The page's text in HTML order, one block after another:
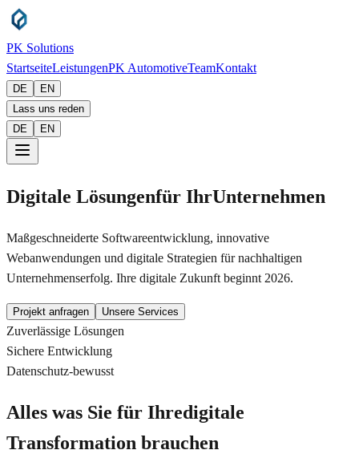
PK Solutions
StartseiteLeistungenPK AutomotiveTeamKontakt
DE
EN
Lass uns reden
DE
EN
Digitale Lösungenfür IhrUnternehmen
Maßgeschneiderte Softwareentwicklung, innovative
Webanwendungen und digitale Strategien für nachhaltigen
Unternehmenserfolg. Ihre digitale Zukunft beginnt 2026.
Projekt anfragen Unsere Services
Zuverlässige Lösungen
Sichere Entwicklung
Datenschutz-bewusst
Alles was Sie für Ihredigitale
Transformation brauchen